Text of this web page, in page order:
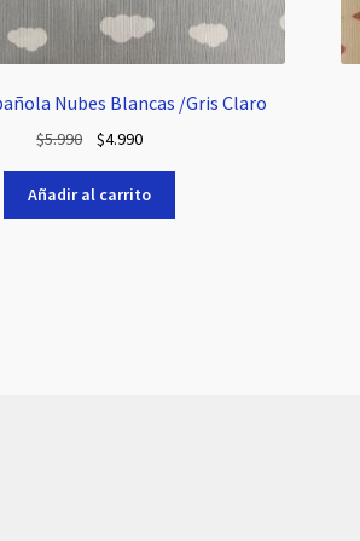
Nubes Blancas /Gris Claro
$5.990
El
original
era:
$4.990El
actual
es:
Añadir al carrito